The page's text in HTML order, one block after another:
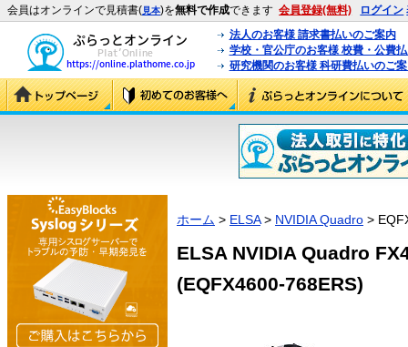
会員はオンラインで見積書(見本)を無料で作成できます 会員登録(無料) ログイン
法人のお客様 請求書払いのご案内
学校・官公庁のお客様 校費・公費
研究機関のお客様 科研費払いのご
ホーム > ELSA> NVIDIA Quadro >
ELSA NVIDIA Quadro
(EQFX4600-768ERS)